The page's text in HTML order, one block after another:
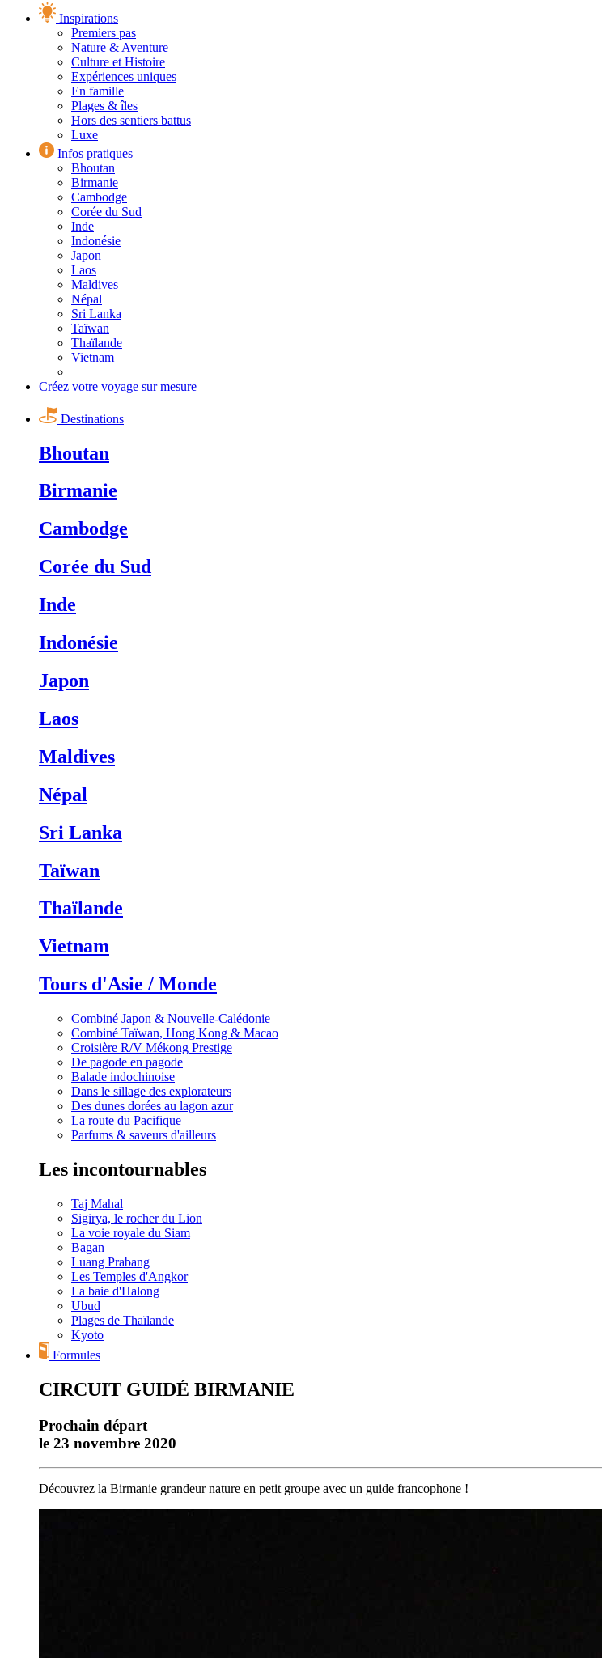
Inspirations
Premiers pas
Nature & Aventure
Culture et Histoire
Expériences uniques
En famille
Plages & îles
Hors des sentiers battus
Luxe
Infos pratiques
Bhoutan
Birmanie
Cambodge
Corée du Sud
Inde
Indonésie
Japon
Laos
Maldives
Népal
Sri Lanka
Taïwan
Thaïlande
Vietnam
Créez votre voyage sur mesure
Destinations
Bhoutan
Birmanie
Cambodge
Corée du Sud
Inde
Indonésie
Japon
Laos
Maldives
Népal
Sri Lanka
Taïwan
Thaïlande
Vietnam
Tours d'Asie / Monde
Combiné Japon & Nouvelle-Calédonie
Combiné Taïwan, Hong Kong & Macao
Croisière R/V Mékong Prestige
De pagode en pagode
Balade indochinoise
Dans le sillage des explorateurs
Des dunes dorées au lagon azur
La route du Pacifique
Parfums & saveurs d'ailleurs
Les incontournables
Taj Mahal
Sigirya, le rocher du Lion
La voie royale du Siam
Bagan
Luang Prabang
Les Temples d'Angkor
La baie d'Halong
Ubud
Plages de Thaïlande
Kyoto
Formules
CIRCUIT GUIDÉ BIRMANIE
Prochain départ
le 23 novembre 2020
Découvrez la Birmanie grandeur nature en petit groupe avec un guide francophone !